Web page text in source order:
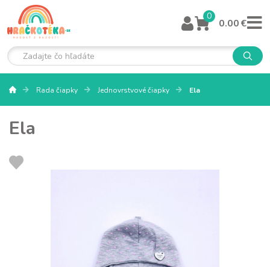
0
0.00 €
Rada čiapky Jednovrstvové čiapky Ela
Ela